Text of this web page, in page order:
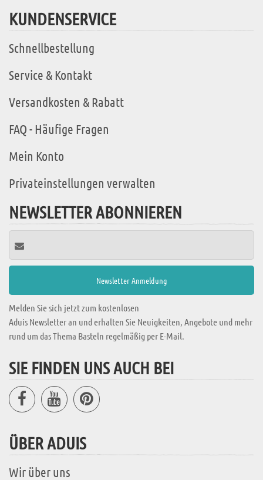
KUNDENSERVICE
Schnellbestellung
Service & Kontakt
Versandkosten & Rabatt
FAQ - Häufige Fragen
Mein Konto
Privateinstellungen verwalten
NEWSLETTER ABONNIEREN
Melden Sie sich jetzt zum kostenlosen
Aduis Newsletter an und erhalten Sie Neuigkeiten, Angebote und mehr
rund um das Thema Basteln regelmäßig per E-Mail.
SIE FINDEN UNS AUCH BEI
ÜBER ADUIS
Wir über uns